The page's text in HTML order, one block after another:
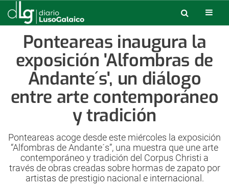
Ponteareas inaugura la
exposición 'Alfombras de
Andante´s', un diálogo
entre arte contemporáneo
y tradición
Ponteareas acoge desde este miércoles la exposición
“Alfombras de Andante´s”, una muestra que une arte
contemporáneo y tradición del Corpus Christi a
través de obras creadas sobre hormas de zapato por
artistas de prestigio nacional e internacional.